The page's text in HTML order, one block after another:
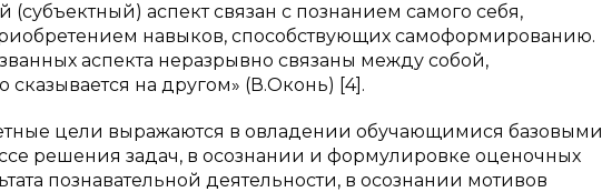
аспект связан с познанием самого себя,
навыков, способствующих самоформированию.
аспекта неразрывно связаны между собой,
на другом» (В.Оконь) [4].
цели выражаются в овладении обучающимися базовыми
решения задач, в осознании и формулировке оценочных
познавательной деятельности, в осознании мотивов